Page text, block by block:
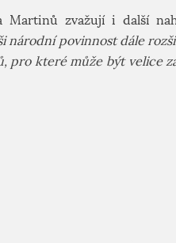
Martinů zvažují i další
národní povinnost dále
pro které může být velice